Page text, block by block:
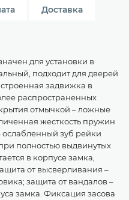
Доставка
для установки в
подходит для дверей
задвижка в
распространенных
отмычкой – ложные
жесткость пружин
ослабленный зуб рейки
полностью выдвинутых
в корпусе замка,
от высверливания –
защита от вандалов –
замка. Фиксация засова